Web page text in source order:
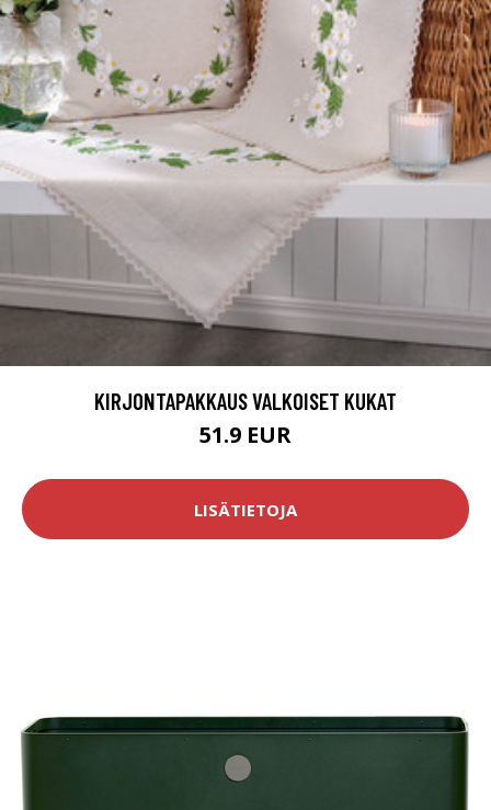
KIRJONTAPAKKAUS VALKOISET KUKAT
51.9 EUR
LISÄTIETOJA